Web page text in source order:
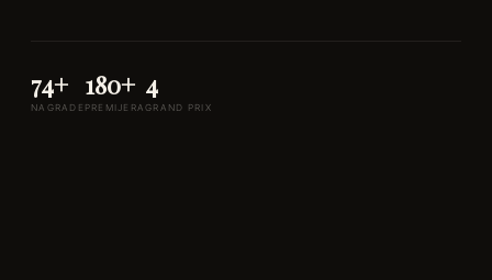
74+
NAGRADE
180+
PREMIJERA
4
GRAND PRIX